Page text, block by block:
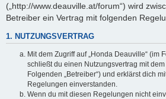
(„http://www.deauville.at/forum“) wird
Betreiber ein Vertrag mit folgenden
1. NUTZUNGSVERTRAG
Mit dem Zugriff auf „Honda Deauville“ (im
schließt du einen Nutzungsvertrag mit
Folgenden „Betreiber“) und erklärst dich
Regelungen einverstanden.
Wenn du mit diesen Regelungen nicht